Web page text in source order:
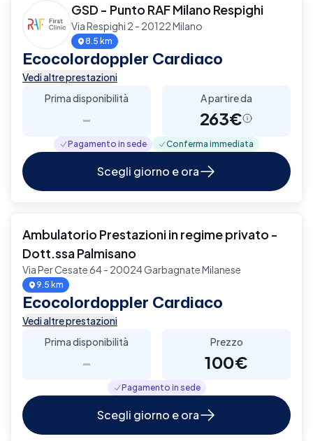
GSD - Punto RAF Milano Respighi
Via Respighi 2 - 20122 Milano
8.5 km
Ecocolordoppler Cardiaco
Vedi altre prestazioni
Prima disponibilità
-
A partire da
263€
Pagamento in sede Conferma immediata
Scegli giorno e ora
Ambulatorio Prestazioni in regime privato -
Dott.ssa Palmisano
Via Per Cesate 64 - 20024 Garbagnate Milanese
9.5 km
Ecocolordoppler Cardiaco
Vedi altre prestazioni
Prima disponibilità
-
Prezzo
100€
Pagamento in sede
Scegli giorno e ora